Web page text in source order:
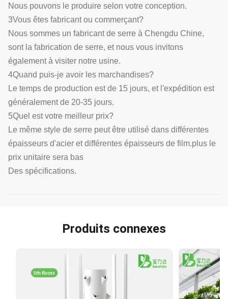
Nous pouvons le produire selon votre conception.
3Vous êtes fabricant ou commerçant?
Nous sommes un fabricant de serre à Chengdu Chine,
sont la fabrication de serre, et nous vous invitons
également à visiter notre usine.
4Quand puis-je avoir les marchandises?
Le temps de production est de 15 jours, et l'expédition est
généralement de 20-35 jours.
5Quel est votre meilleur prix?
Le même style de serre peut être utilisé dans différentes
épaisseurs d'acier et différentes épaisseurs de film.plus le
prix unitaire sera bas
Des spécifications.
Produits connexes